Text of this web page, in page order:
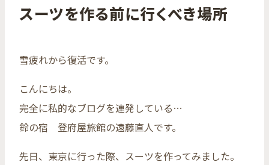
スーツを作る前に行くべき場所
雪疲れから復活です。
こんにちは。
完全に私的なブログを連発している…
鈴の宿 登府屋旅館の遠藤直人です。
先日、東京に行った際、スーツを作ってみました。